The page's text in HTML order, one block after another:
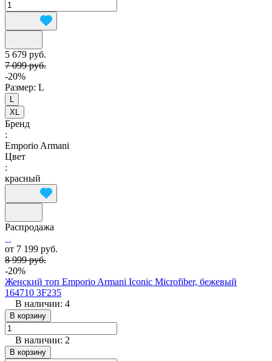
5 679 руб.
7 099 руб.
-20%
Размер: L
XL
Бренд
:
Emporio Armani
Цвет
:
красный
Распродажа
от 7 199 руб.
8 999 руб.
-20%
Женский топ Emporio Armani Iconic Microfiber, бежевый
164710 3F235
В наличии: 4
В корзину
В наличии: 2
В корзину